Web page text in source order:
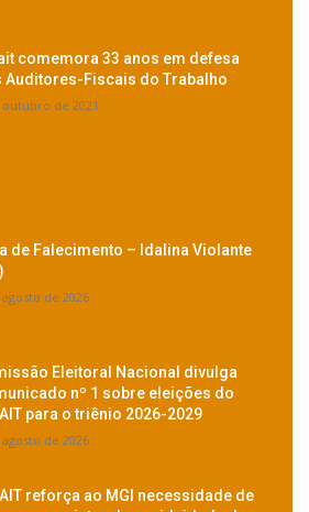
comemora 33 anos em defesa
Auditores-Fiscais do Trabalho
outubro de 2021
de Falecimento – Idalina Violante
de 2026
Eleitoral Nacional divulga
nº 1 sobre eleições do
para o triênio 2026-2029
de 2026
reforça ao MGI necessidade de